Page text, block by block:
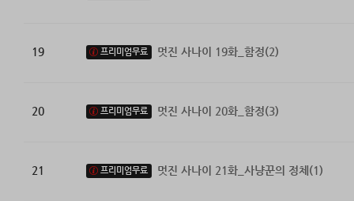
19 프리미엄무료 멋진 사나이 19화_함정(2)
20 프리미엄무료 멋진 사나이 20화_함정(3)
21 프리미엄무료 멋진 사나이 21화_사냥꾼의 정체(1)